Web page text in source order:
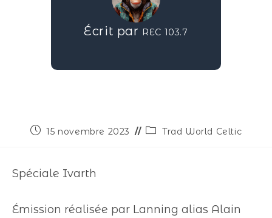
Écrit par REC 103.7
15 novembre 2023 Trad World Celtic
Spéciale Ivarth
Émission réalisée par Lanning alias Alain